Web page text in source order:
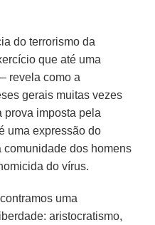
do terrorismo da
que até uma
revela como a
gerais muitas vezes
prova imposta pela
uma expressão do
comunidade dos homens
do vírus.
uma
aristocratismo,